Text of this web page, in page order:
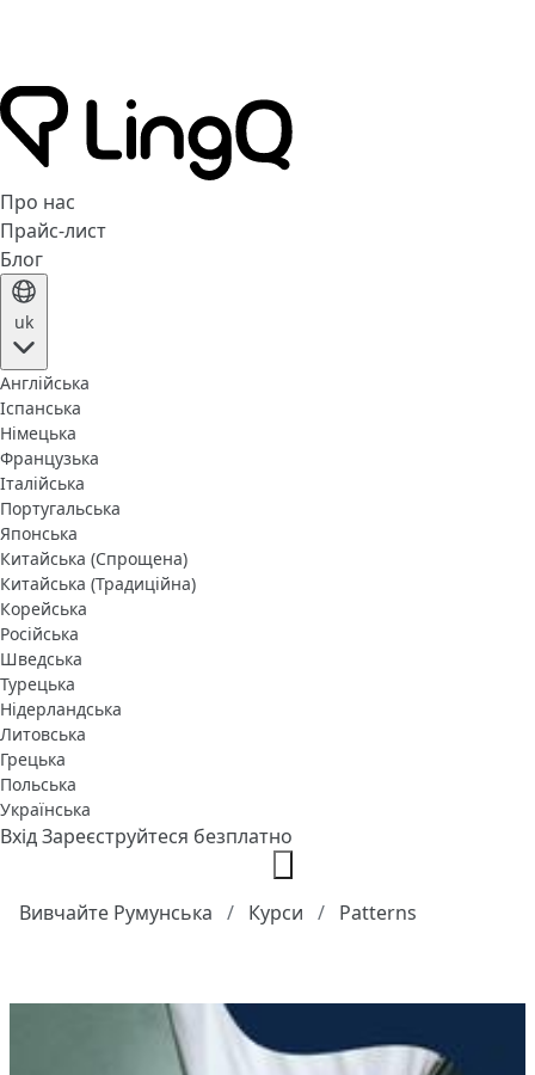
Про нас
Прайс-лист
Блог
uk
Англійська
Іспанська
Німецька
Французька
Італійська
Португальська
Японська
Китайська (Спрощена)
Китайська (Традиційна)
Корейська
Російська
Шведська
Турецька
Нідерландська
Литовська
Грецька
Польська
Українська
ВхідЗареєструйтеся безплатно
Вивчайте Румунська Курси Patterns